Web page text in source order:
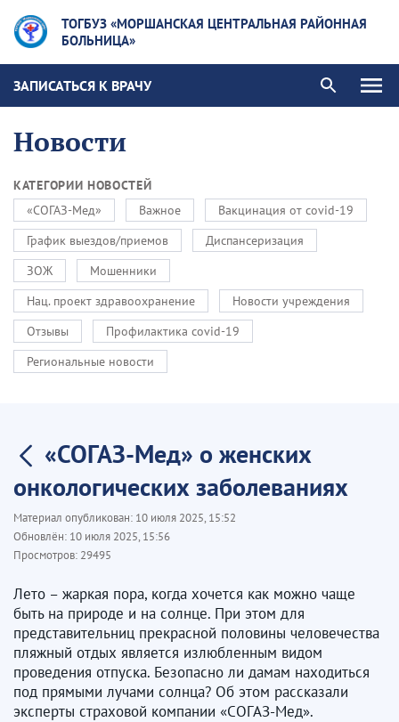
ТОГБУЗ «МОРШАНСКАЯ ЦЕНТРАЛЬНАЯ РАЙОННАЯ
БОЛЬНИЦА»
ЗАПИСАТЬСЯ К ВРАЧУ
Новости
КАТЕГОРИИ НОВОСТЕЙ
«СОГАЗ-Мед»
Важное
Вакцинация от covid-19
График выездов/приемов
Диспансеризация
ЗОЖ
Мошенники
Нац. проект здравоохранение
Новости учреждения
Отзывы
Профилактика covid-19
Региональные новости
«СОГАЗ-Мед» о женских
онкологических заболеваниях
Материал опубликован: 10 июля 2025, 15:52
Обновлён: 10 июля 2025, 15:56
Просмотров: 29495
Лето – жаркая пора, когда хочется как можно чаще
быть на природе и на солнце. При этом для
представительниц прекрасной половины человечества
пляжный отдых является излюбленным видом
проведения отпуска. Безопасно ли дамам находиться
под прямыми лучами солнца? Об этом рассказали
эксперты страховой компании «СОГАЗ-Мед».